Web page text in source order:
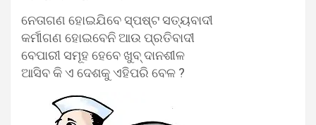
ନେତାଗଣ ହୋଇଯିବେ ସ୍ପଷ୍ଟ ସତ୍ୟବାଦୀ
କର୍ମୀଗଣ ହୋଇବେନି ଆଉ ପ୍ରତିବାଦୀ
ବେପାରୀ ସମୂହ ହେବେ ଖୁବ୍‌ ଦାନଶୀଳ
ଆସିବ କି ଏ ଦେଶକୁ ଏହିପରି ବେଳ ?